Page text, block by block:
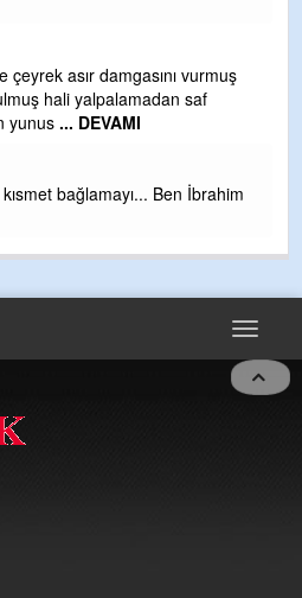
asır damgasını vurmuş
hali yalpalamadan saf
yunus ... DEVAMI
bağlamayı... Ben İbrahim
Toggle